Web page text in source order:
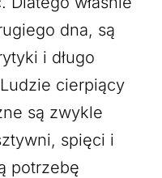
dna, są
i długo
cierpiący
są zwykle
spięci i
potrzebę